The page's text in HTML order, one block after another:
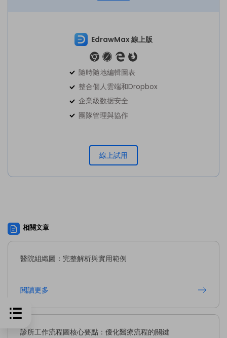
EdrawMax 線上版
隨時隨地編輯圖表
整合個人雲端和Dropbox
企業級数据安全
團隊管理與協作
線上試用
相關文章
醫院組織圖：完整解析與實用範例
閱讀更多
診所工作流程圖核心要點：優化醫療流程的關鍵